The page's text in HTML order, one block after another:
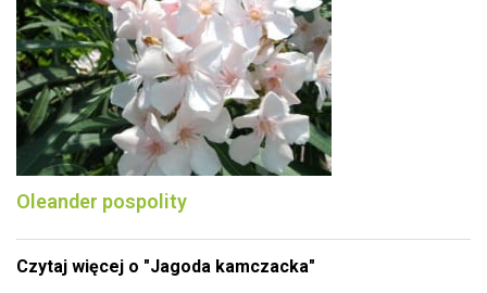
Oleander pospolity
Czytaj więcej o "Jagoda kamczacka"